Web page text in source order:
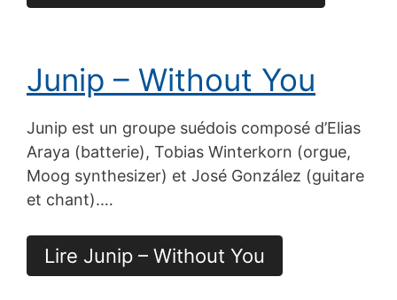
Junip – Without You
Junip est un groupe suédois composé d’Elias
Araya (batterie), Tobias Winterkorn (orgue,
Moog synthesizer) et José González (guitare
et chant).…
Lire Junip – Without You